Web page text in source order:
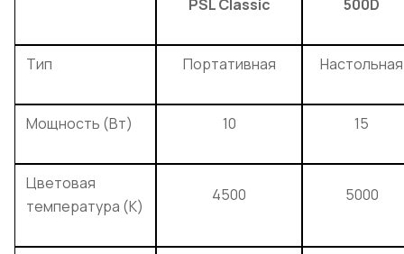
PSL Classic
500D
Тип Портативная Настольная
Мощность (Вт) 10 15
Цветовая
температура (K)
4500 5000